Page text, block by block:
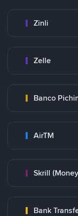
Zinli
Zelle
Banco
AirTM
Skrill
Bank